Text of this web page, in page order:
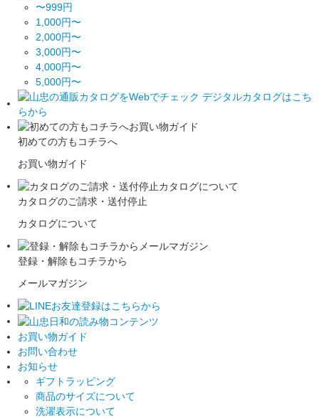
〜999円
1,000円〜
2,000円〜
3,000円〜
4,000円〜
5,000円〜
初めての方もコチラへ
お買い物ガイド
カタログのご請求・送付停止
カタログについて
登録・解除もコチラから
メールマガジン
お買い物ガイド
お問い合わせ
お知らせ
ギフトラッピング
商品のサイズについて
洗濯表示について